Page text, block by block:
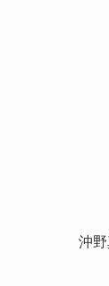
沖